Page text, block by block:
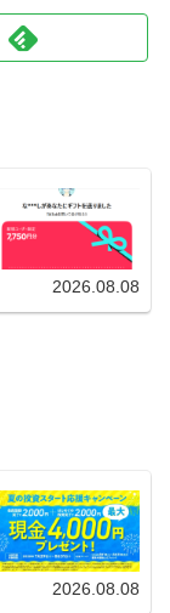
2026.08.08
2026.08.08